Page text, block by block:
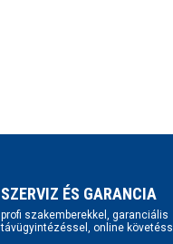
SZERVIZ ÉS GARANCIA
profi szakemberekkel, garanciális
távügyintézéssel, online